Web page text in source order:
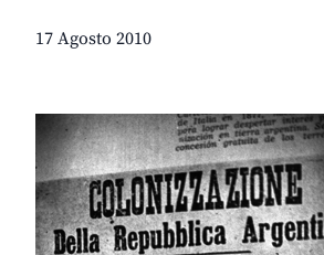
17 Agosto 2010